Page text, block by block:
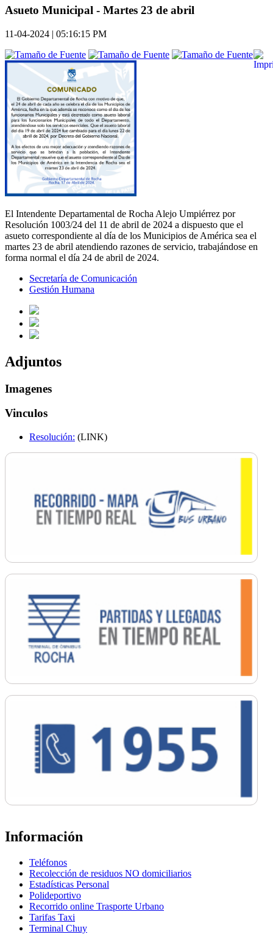
Asueto Municipal - Martes 23 de abril
11-04-2024 | 05:16:15 PM
El Intendente Departamental de Rocha Alejo Umpiérrez por
Resolución 1003/24 del 11 de abril de 2024 a dispuesto que el
asueto correspondiente al día de los Municipios de América sea el
martes 23 de abril atendiendo razones de servicio, trabajándose en
forma normal el día 24 de abril de 2024.
Secretaría de Comunicación
Gestión Humana
Adjuntos
Imagenes
Vinculos
Resolución: (LINK)
Información
Teléfonos
Recolección de residuos NO domiciliarios
Estadísticas Personal
Polideportivo
Recorrido online Trasporte Urbano
Tarifas Taxi
Terminal Chuy